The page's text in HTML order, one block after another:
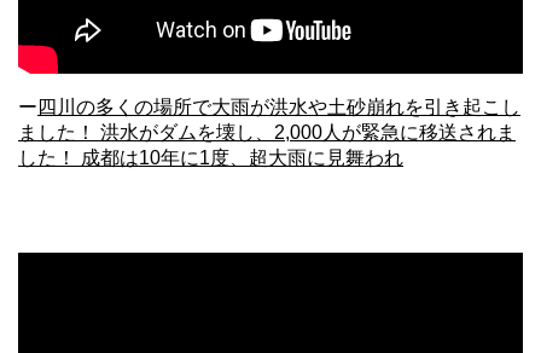
ー 四川の多くの場所で大雨が洪水や土砂崩れを引き起こし
ました！ 洪水がダムを壊し、2,000人が緊急に移送されま
した！ 成都は10年に1度、超大雨に見舞われ